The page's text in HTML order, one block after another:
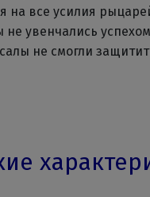
на все усилия
не увенчались
не смогли